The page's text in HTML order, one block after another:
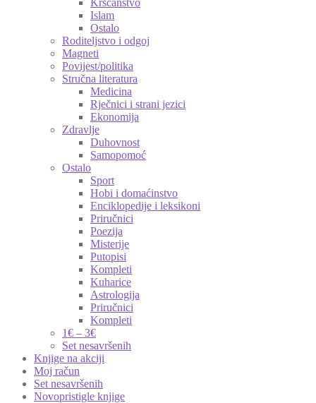
Kršćanstvo
Islam
Ostalo
Roditeljstvo i odgoj
Magneti
Povijest/politika
Stručna literatura
Medicina
Rječnici i strani jezici
Ekonomija
Zdravlje
Duhovnost
Samopomoć
Ostalo
Sport
Hobi i domaćinstvo
Enciklopedije i leksikoni
Priručnici
Poezija
Misterije
Putopisi
Kompleti
Kuharice
Astrologija
Priručnici
Kompleti
1€ – 3€
Set nesavršenih
Knjige na akciji
Moj račun
Set nesavršenih
Novopristigle knjige